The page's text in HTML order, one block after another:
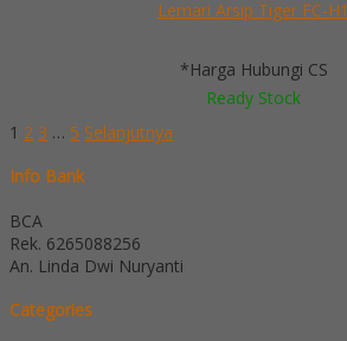
Lemari Arsip Tiger FC-H1
*Harga Hubungi CS
Ready Stock
1 2 3 … 5 Selanjutnya
Info Bank
BCA
Rek. 6265088256
An. Linda Dwi Nuryanti
Categories